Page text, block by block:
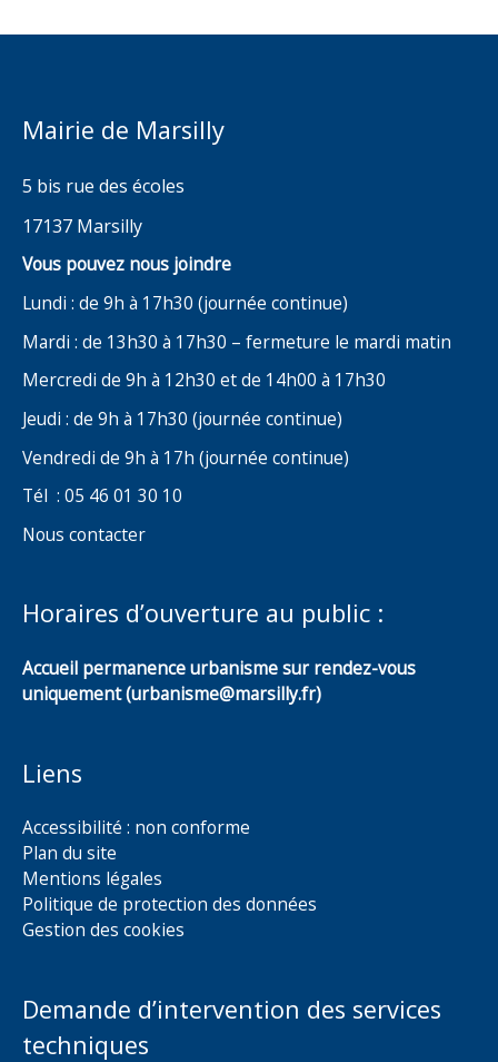
Mairie de Marsilly
5 bis rue des écoles
17137 Marsilly
Vous pouvez nous joindre
Lundi : de 9h à 17h30 (journée continue)
Mardi : de 13h30 à 17h30 – fermeture le mardi matin
Mercredi de 9h à 12h30 et de 14h00 à 17h30
Jeudi : de 9h à 17h30 (journée continue)
Vendredi de 9h à 17h (journée continue)
Tél : 05 46 01 30 10
Nous contacter
Horaires d’ouverture au public :
Accueil permanence urbanisme sur rendez-vous
uniquement (urbanisme@marsilly.fr)
Liens
Accessibilité : non conforme
Plan du site
Mentions légales
Politique de protection des données
Gestion des cookies
Demande d’intervention des services
techniques